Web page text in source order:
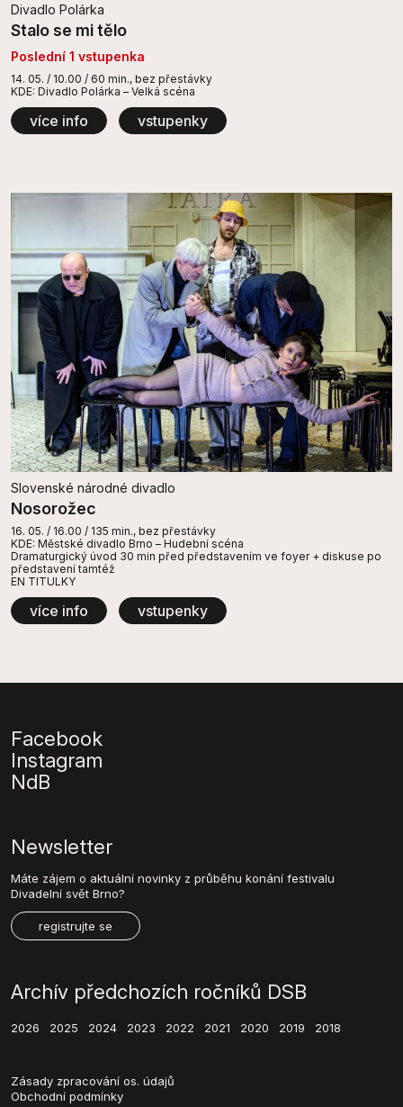
Divadlo Polárka
Stalo se mi tělo
Poslední 1 vstupenka
14. 05. / 10.00 / 60 min., bez přestávky
KDE: Divadlo Polárka – Velká scéna
více info vstupenky
Slovenské národné divadlo
Nosorožec
16. 05. / 16.00 / 135 min., bez přestávky
KDE: Městské divadlo Brno – Hudební scéna
Dramaturgický úvod 30 min před představením ve foyer + diskuse po
představení tamtéž
EN TITULKY
více info vstupenky
Facebook
Instagram
NdB
Newsletter
Máte zájem o aktuální novinky z průběhu konání festivalu
Divadelní svět Brno?
registrujte se
Archív předchozích ročníků DSB
2026 2025 2024 2023 2022 2021 2020 2019 2018
Zásady zpracování os. údajů
Obchodní podmínky